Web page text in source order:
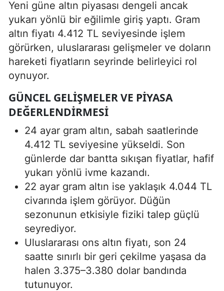
Yeni güne altın piyasası dengeli ancak
yukarı yönlü bir eğilimle giriş yaptı. Gram
altın fiyatı 4.412 TL seviyesinde işlem
görürken, uluslararası gelişmeler ve doların
hareketi fiyatların seyrinde belirleyici rol
oynuyor.
GÜNCEL GELIŞMELER VE PIYASA
DEĞERLENDIRMESI
24 ayar gram altın, sabah saatlerinde
4.412 TL seviyesine yükseldi. Son
günlerde dar bantta sıkışan fiyatlar, hafif
yukarı yönlü ivme kazandı.
22 ayar gram altın ise yaklaşık 4.044 TL
civarında işlem görüyor. Düğün
sezonunun etkisiyle fiziki talep güçlü
seyrediyor.
Uluslararası ons altın fiyatı, son 24
saatte sınırlı bir geri çekilme yaşasa da
halen 3.375–3.380 dolar bandında
tutunuyor.